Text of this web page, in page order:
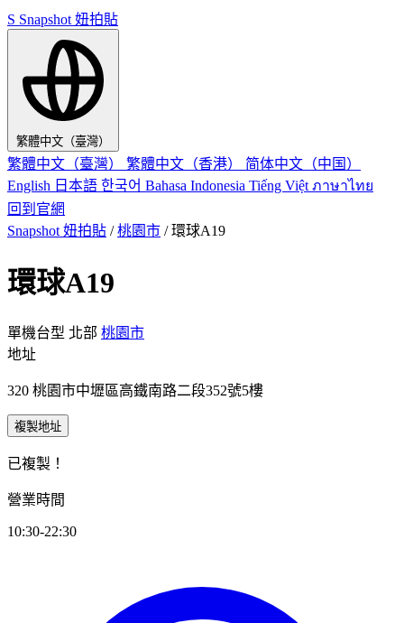
S Snapshot 妞拍貼
繁體中文（臺灣）
繁體中文（臺灣） 繁體中文（香港） 简体中文（中国）
English 日本語 한국어 Bahasa Indonesia Tiếng Việt ภาษาไทย
回到官網
Snapshot 妞拍貼 / 桃園市 / 環球A19
環球A19
單機台型 北部 桃園市
地址
320 桃園市中壢區高鐵南路二段352號5樓
複製地址
已複製！
營業時間
10:30-22:30